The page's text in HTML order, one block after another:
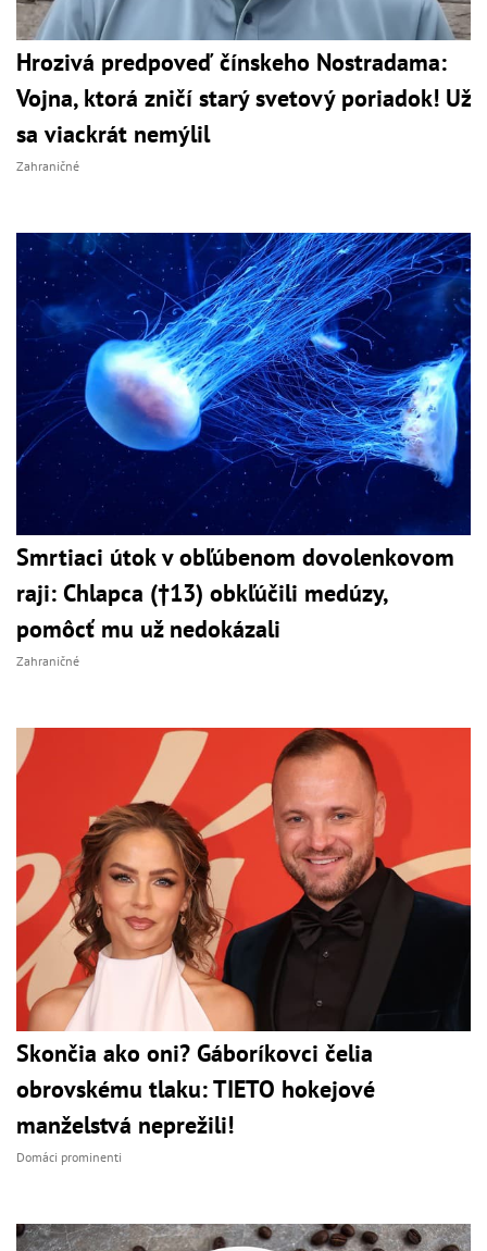
Hrozivá predpoveď čínskeho Nostradama:
Vojna, ktorá zničí starý svetový poriadok! Už
sa viackrát nemýlil
Zahraničné
Smrtiaci útok v obľúbenom dovolenkovom
raji: Chlapca (†13) obkľúčili medúzy,
pomôcť mu už nedokázali
Zahraničné
Skončia ako oni? Gáboríkovci čelia
obrovskému tlaku: TIETO hokejové
manželstvá neprežili!
Domáci prominenti